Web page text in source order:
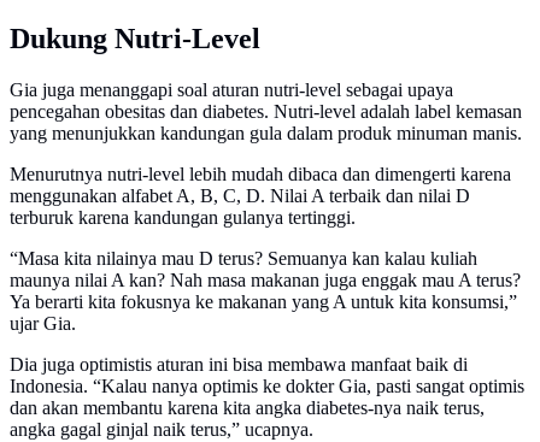
Dukung Nutri-Level
Gia juga menanggapi soal aturan nutri-level sebagai upaya
pencegahan obesitas dan diabetes. Nutri-level adalah label kemasan
yang menunjukkan kandungan gula dalam produk minuman manis.
Menurutnya nutri-level lebih mudah dibaca dan dimengerti karena
menggunakan alfabet A, B, C, D. Nilai A terbaik dan nilai D
terburuk karena kandungan gulanya tertinggi.
“Masa kita nilainya mau D terus? Semuanya kan kalau kuliah
maunya nilai A kan? Nah masa makanan juga enggak mau A terus?
Ya berarti kita fokusnya ke makanan yang A untuk kita konsumsi,”
ujar Gia.
Dia juga optimistis aturan ini bisa membawa manfaat baik di
Indonesia. “Kalau nanya optimis ke dokter Gia, pasti sangat optimis
dan akan membantu karena kita angka diabetes-nya naik terus,
angka gagal ginjal naik terus,” ucapnya.